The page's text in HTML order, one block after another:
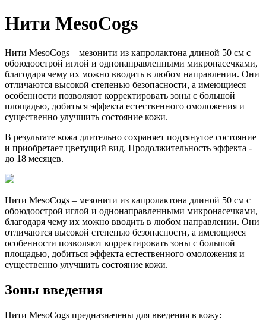
Нити MesoCogs
Нити MesoCogs – мезонити из капролактона длиной 50 см с
обоюдоострой иглой и однонаправленными микронасечками,
благодаря чему их можно вводить в любом направлении. Они
отличаются высокой степенью безопасности, а имеющиеся
особенности позволяют корректировать зоны с большой
площадью, добиться эффекта естественного омоложения и
существенно улучшить состояние кожи.
В результате кожа длительно сохраняет подтянутое состояние
и приобретает цветущий вид. Продолжительность эффекта -
до 18 месяцев.
Нити MesoCogs – мезонити из капролактона длиной 50 см с
обоюдоострой иглой и однонаправленными микронасечками,
благодаря чему их можно вводить в любом направлении. Они
отличаются высокой степенью безопасности, а имеющиеся
особенности позволяют корректировать зоны с большой
площадью, добиться эффекта естественного омоложения и
существенно улучшить состояние кожи.
Зоны введения
Нити MesoCogs предназначены для введения в кожу: